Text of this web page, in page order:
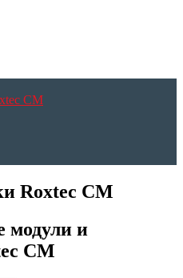
CM
Roxtec CM
модули и
CM